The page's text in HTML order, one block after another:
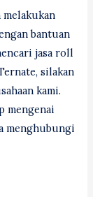
bantuan
jasa roll
silakan
kami.
mengenai
menghubungi